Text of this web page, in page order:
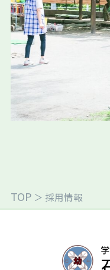
TOP ＞ 採用情報